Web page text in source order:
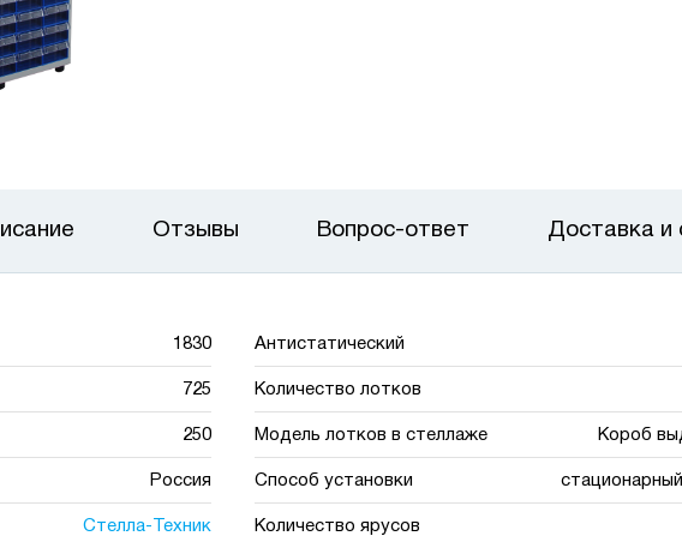
1830
725
250
Россия
Стелла-Техник
Антистатический
Количество лотков
Модель лотков в стеллаже Короб
Способ установки
Количество ярусов
Отзывы Вопрос-ответ Доставка и